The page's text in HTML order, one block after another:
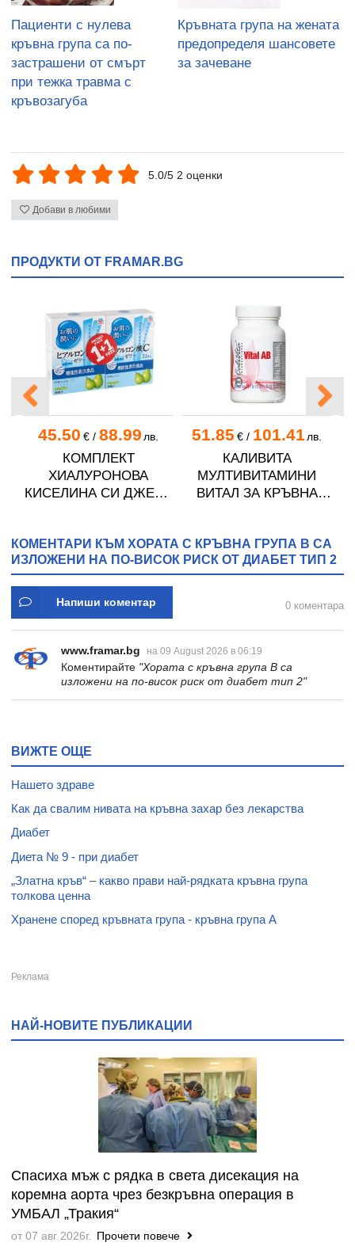
Пациенти с нулева
кръвна група са по-
застрашени от смърт
при тежка травма с
кръвозагуба
Кръвната група на жената
предопределя шансовете
за зачеване
5.0/5 2 оценки
Добави в любими
ПРОДУКТИ ОТ FRAMAR.BG
45.50 €/ 88.99 лв.
КОМПЛЕКТ
ХИАЛУРОНОВА
КИСЕЛИНА СИ ДЖЕЛИ
51.85 €/ 101.41 лв.
КАЛИВИТА
МУЛТИВИТАМИНИ
ВИТАЛ ЗА КРЪВНА
КОМЕНТАРИ КЪМ ХОРАТА С КРЪВНА ГРУПА В СА
ИЗЛОЖЕНИ НА ПО-ВИСОК РИСК ОТ ДИАБЕТ ТИП 2
Напиши коментар 0 коментара
www.framar.bg на 09 August 2026 в 06:19
Коментирайте "Хората с кръвна група В са
изложени на по-висок риск от диабет тип 2"
ВИЖТЕ ОЩЕ
Нашето здраве
Как да свалим нивата на кръвна захар без лекарства
Диабет
Диета № 9 - при диабет
„Златна кръв“ – какво прави най-рядката кръвна група
толкова ценна
Хранене според кръвната група - кръвна група А
НАЙ-НОВИТЕ ПУБЛИКАЦИИ
Спасиха мъж с рядка в света дисекация на
коремна аорта чрез безкръвна операция в
УМБАЛ „Тракия“
от 07 авг 2026г. Прочети повече